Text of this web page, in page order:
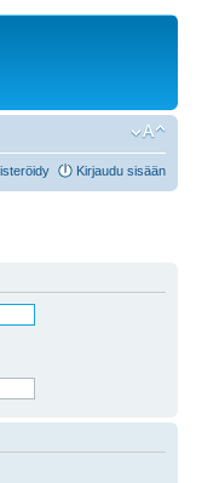
Kirjaudu sisään